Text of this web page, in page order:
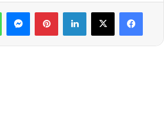
لينكدإن بينتيريست